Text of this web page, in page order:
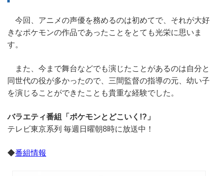
今回、アニメの声優を務めるのは初めてで、それが大好
きなポケモンの作品であったことをとても光栄に思いま
す。
また、今まで舞台などでも演じたことがあるのは自分と
同世代の役が多かったので、三間監督の指導の元、幼い子
を演じることができたことも貴重な経験でした。
バラエティ番組「ポケモンとどこいく!?」
テレビ東京系列 毎週日曜朝8時に放送中！
◆番組情報